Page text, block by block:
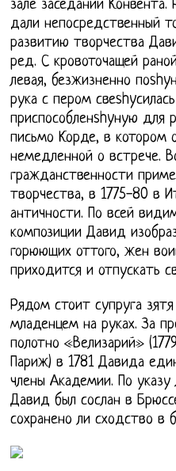
зале заседаний
дали непосредственный
развитию творчества
ред. С кровоточащей
левая, безжизненно
рука с пером
приспособленshyную для
письмо Корде, в котором
немедленной о встрече.
гражданственности
творчества, в 1775-80 в
античности. По всей
композиции Давид
горюющих оттого, жен
приходится и отпускать
Рядом стоит супруга
младенцем на руках. За
полотно «Велизарий»
Париж) в 1781 Давида
члены Академии. По
Давид был сослан в
сохранено ли сходство в